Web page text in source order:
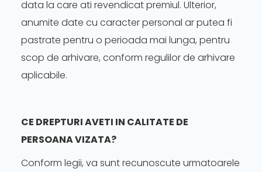
data la care ati revendicat premiul. Ulterior,
anumite date cu caracter personal ar putea fi
pastrate pentru o perioada mai lunga, pentru
scop de arhivare, conform regulilor de arhivare
aplicabile.
CE DREPTURI AVETI IN CALITATE DE
PERSOANA VIZATA?
Conform legii, va sunt recunoscute urmatoarele